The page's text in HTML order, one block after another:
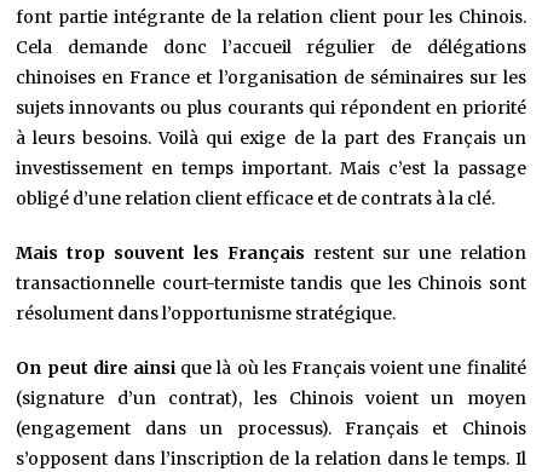
font partie intégrante de la relation client pour les Chinois.
Cela demande donc l’accueil régulier de délégations
chinoises en France et l’organisation de séminaires sur les
sujets innovants ou plus courants qui répondent en priorité
à leurs besoins. Voilà qui exige de la part des Français un
investissement en temps important. Mais c’est la passage
obligé d’une relation client efficace et de contrats à la clé.
Mais trop souvent les Français restent sur une relation
transactionnelle court-termiste tandis que les Chinois sont
résolument dans l’opportunisme stratégique.
On peut dire ainsi que là où les Français voient une finalité
(signature d’un contrat), les Chinois voient un moyen
(engagement dans un processus). Français et Chinois
s’opposent dans l’inscription de la relation dans le temps. Il